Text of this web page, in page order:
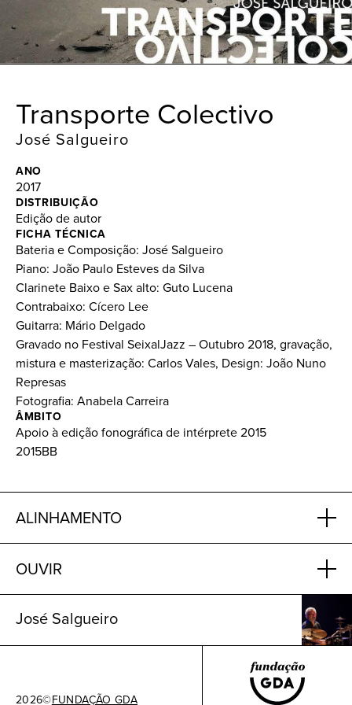
Transporte Colectivo
José Salgueiro
ANO
2017
DISTRIBUIÇÃO
Edição de autor
FICHA TÉCNICA
Bateria e Composição: José Salgueiro
Piano: João Paulo Esteves da Silva
Clarinete Baixo e Sax alto: Guto Lucena
Contrabaixo: Cícero Lee
Guitarra: Mário Delgado
Gravado no Festival SeixalJazz – Outubro 2018, gravação,
mistura e masterização: Carlos Vales, Design: João Nuno
Represas
Fotografia: Anabela Carreira
ÂMBITO
Apoio à edição fonográfica de intérprete 2015
2015BB
ALINHAMENTO
OUVIR
José Salgueiro
2026©FUNDAÇÃO GDA